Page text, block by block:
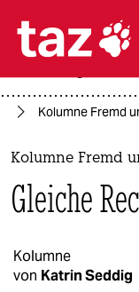

themen
politik
gesellschaft
krieg in der
Kolumne Fremd
Kolumne Fremd
Gleiche
Kolumne
von Katrin Seddig